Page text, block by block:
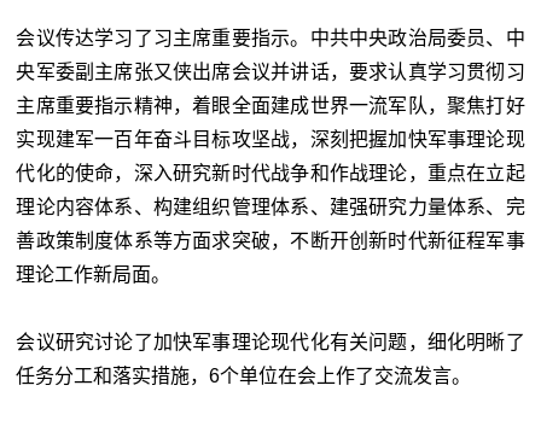
会议传达学习了习主席重要指示。中共中央政治局委员、中
央军委副主席张又侠出席会议并讲话，要求认真学习贯彻习
主席重要指示精神，着眼全面建成世界一流军队，聚焦打好
实现建军一百年奋斗目标攻坚战，深刻把握加快军事理论现
代化的使命，深入研究新时代战争和作战理论，重点在立起
理论内容体系、构建组织管理体系、建强研究力量体系、完
善政策制度体系等方面求突破，不断开创新时代新征程军事
理论工作新局面。
会议研究讨论了加快军事理论现代化有关问题，细化明晰了
任务分工和落实措施，6个单位在会上作了交流发言。